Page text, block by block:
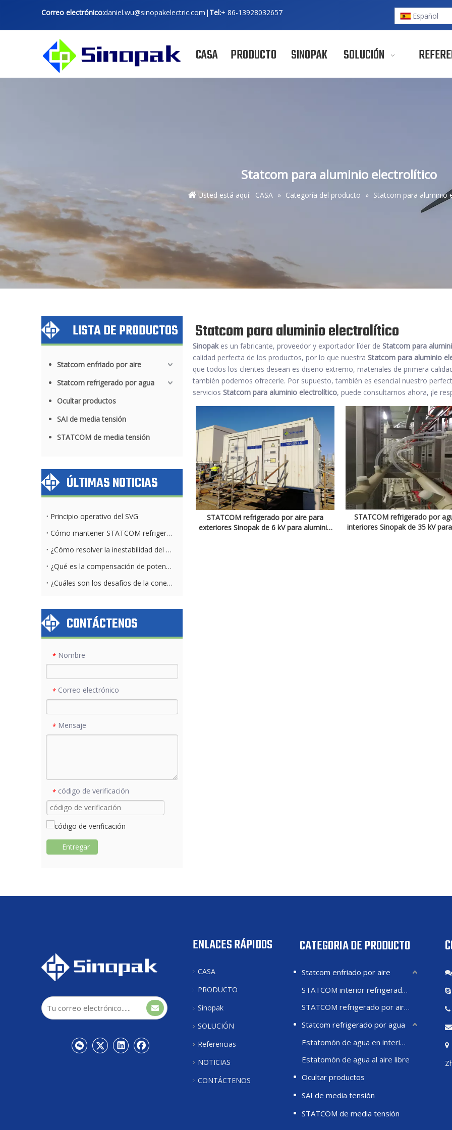
Correo electrónico:daniel.wu@sinopakelectric.com | Tel:+ 86-13928032657 Español
CASA PRODUCTO SINOPAK SOLUCIÓN
Statcom para aluminio electrolítico
Usted está aquí: CASA » Categoría del producto » Statcom para aluminio
LISTA DE PRODUCTOS
Statcom enfriado por aire
Statcom refrigerado por agua
Ocultar productos
SAI de media tensión
STATCOM de media tensión
ÚLTIMAS NOTICIAS
Principio operativo del SVG
Cómo mantener STATCOM refrigerado por aire y por agua diariamente
¿Cómo resolver la inestabilidad del voltaje del parque solar?
¿Qué es la compensación de potencia reactiva?
¿Cuáles son los desafíos de la conexión a la red solar?
CONTÁCTENOS
* Nombre
* Correo electrónico
* Mensaje
* código de verificación
Entregar
Statcom para aluminio electrolítico
Sinopakes un fabricante, proveedor y exportador líder de Statcom para
calidad perfecta de los productos, por lo que nuestra Statcom para aluminio
que todos los clientes desean es diseño extremo, materiales de primera
también podemos ofrecerle. Por supuesto, también es esencial nuestro
servicios Statcom para aluminio electrolítico, puede consultarnos ahora, ¡le
STATCOM refrigerado por aire para
exteriores Sinopak de 6 kV para aluminio
STATCOM refrigerado por
interiores Sinopak de 35 kV
ENLACES RÁPIDOS
CASA
PRODUCTO
Sinopak
SOLUCIÓN
Referencias
NOTICIAS
CONTÁCTENOS
CATEGORIA DE PRODUCTO
Statcom enfriado por aire
STATCOM interior refrigerado por aire
STATCOM refrigerado por aire exterior
Statcom refrigerado por agua
Estatomón de agua en interiores
Estatomón de agua al aire libre
Ocultar productos
SAI de media tensión
STATCOM de media tensión